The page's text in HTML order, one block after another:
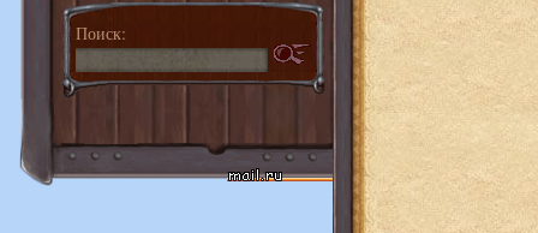
Поиск: